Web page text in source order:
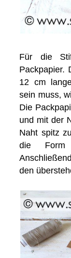
Für die
Packpapier.
12 cm
sein muss,
Die
und mit der
Naht spitz
die Form
den